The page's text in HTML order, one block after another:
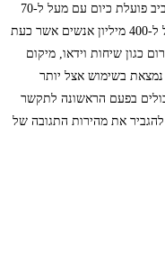
הציבור. החברה אשר נוסדה בשנת 2014 בתל אביב פועלת כיום עם מעל ל-70
גופי ממשל ברחבי העולם, ושירותיה מכסים מעל ל-400 מיליון אנשים אשר כעת
כגון שיחות וידאו, מיקום
מתקשר מדויק, צ'אט ועוד. טכנולוגית Carbyne נמצאת בשימוש אצל יותר
יכולים בפעם הראשונה לתקשר
את מהירות התגובה של